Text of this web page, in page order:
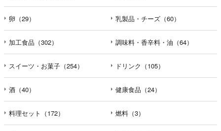
卵（29） 乳製品・チーズ（60）
加工食品（302） 調味料・香辛料・油（64）
スイーツ・お菓子（254） ドリンク（105）
酒（40） 健康食品（24）
料理セット（172） 燃料（3）